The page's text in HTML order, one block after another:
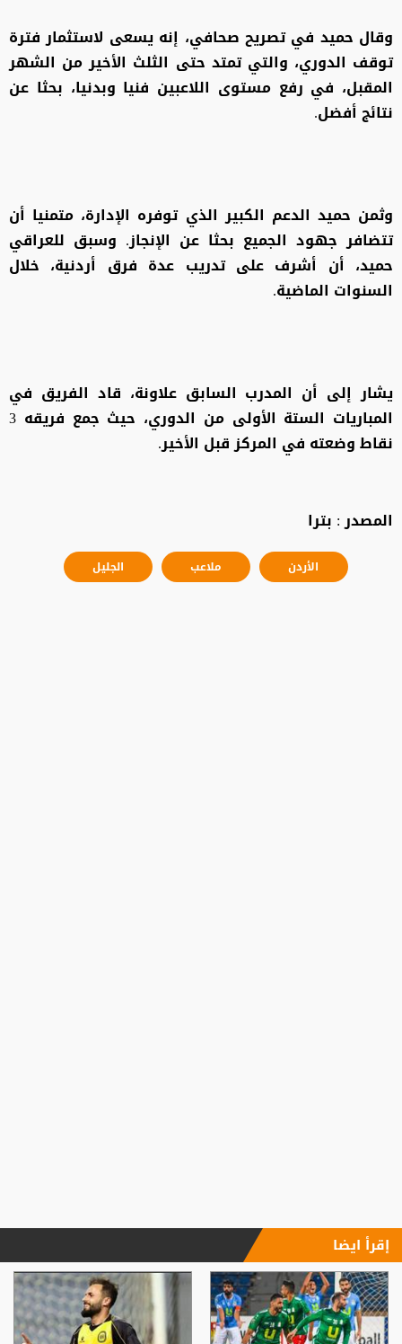
وقال حميد في تصريح صحافي، إنه يسعى لاستثمار فترة
توقف الدوري، والتي تمتد حتى الثلث الأخير من الشهر
المقبل، في رفع مستوى اللاعبين فنيا وبدنيا، بحثا عن
نتائج أفضل.
وثمن حميد الدعم الكبير الذي توفره الإدارة، متمنيا أن
تتضافر جهود الجميع بحثا عن الإنجاز. وسبق للعراقي
حميد، أن أشرف على تدريب عدة فرق أردنية، خلال
السنوات الماضية.
يشار إلى أن المدرب السابق علاونة، قاد الفريق في
المباريات الستة الأولى من الدوري، حيث جمع فريقه 3
نقاط وضعته في المركز قبل الأخير.
المصدر : بترا
الأردن ملاعب الجليل
إقرأ ايضا